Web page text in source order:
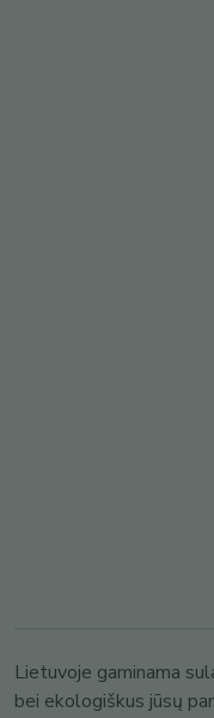
Lietuvoje gaminama
bei ekologiškus jūsų